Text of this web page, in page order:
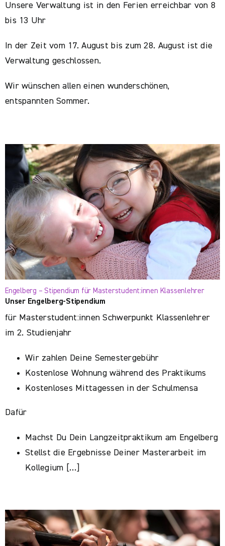
Unsere Verwaltung ist in den Ferien erreichbar von 8
bis 13 Uhr
In der Zeit vom 17. August bis zum 28. August ist die
Verwaltung geschlossen.
Wir wünschen allen einen wunderschönen,
entspannten Sommer.
Engelberg – Stipendium für Masterstudent:innen Klassenlehrer
Unser Engelberg-Stipendium
für Masterstudent:innen Schwerpunkt Klassenlehrer
im 2. Studienjahr
Wir zahlen Deine Semestergebühr
Kostenlose Wohnung während des Praktikums
Kostenloses Mittagessen in der Schulmensa
Dafür
Machst Du Dein Langzeitpraktikum am Engelberg
Stellst die Ergebnisse Deiner Masterarbeit im
Kollegium […]